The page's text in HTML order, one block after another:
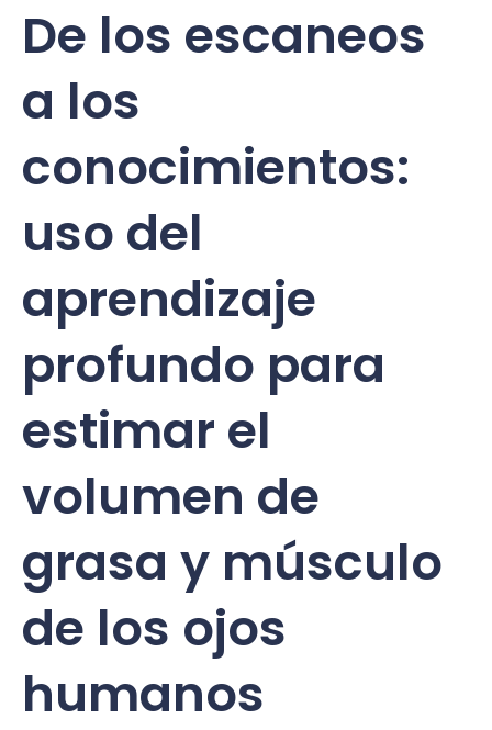
De los escaneos
a los
conocimientos:
uso del
aprendizaje
profundo para
estimar el
volumen de
grasa y músculo
de los ojos
humanos